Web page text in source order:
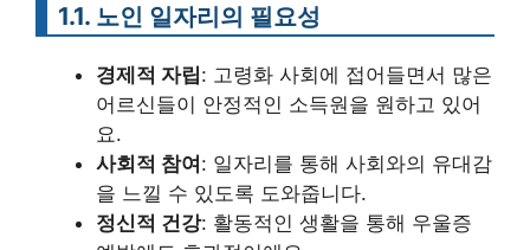
1.1. 노인 일자리의 필요성
경제적 자립: 고령화 사회에 접어들면서 많은
어르신들이 안정적인 소득원을 원하고 있어
요.
사회적 참여 : 일자리를 통해 사회와의 유대감
을 느낄 수 있도록 도와줍니다.
정신적 건강: 활동적인 생활을 통해 우울증